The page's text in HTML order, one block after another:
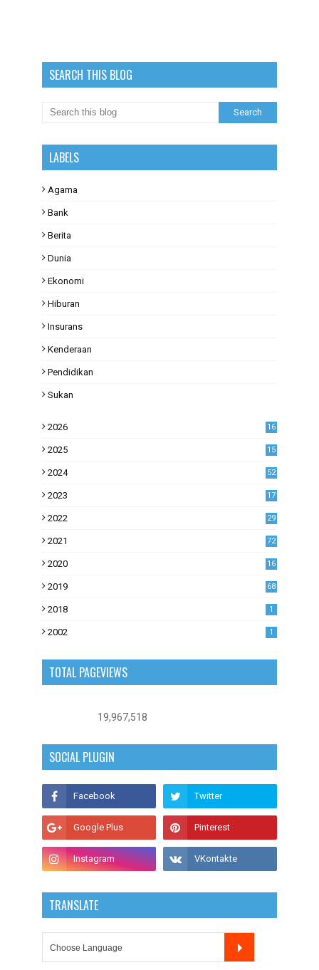
SEARCH THIS BLOG
LABELS
Agama
Bank
Berita
Dunia
Ekonomi
Hiburan
Insurans
Kenderaan
Pendidikan
Sukan
2026 16
2025 15
2024 52
2023
17
2022
29
2021
72
2020
16
2019
68
2018 1
2002 1
TOTAL PAGEVIEWS
19,967,518
SOCIAL PLUGIN
TRANSLATE